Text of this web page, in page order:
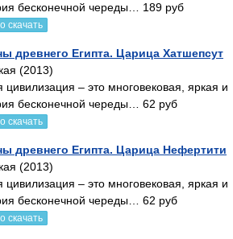
бесконечной череды… 189 руб
скачать
древнего Египта. Царица Хатшепсут
(2013)
цивилизация – это многовековая, яркая и
бесконечной череды… 62 руб
скачать
древнего Египта. Царица Нефертити
(2013)
цивилизация – это многовековая, яркая и
бесконечной череды… 62 руб
скачать